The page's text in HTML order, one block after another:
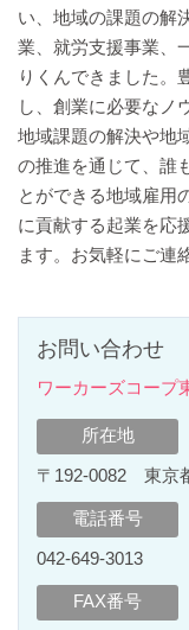
い、地域の課題の解
業、就労支援事業、
りくんできました。
し、創業に必要なノ
地域課題の解決や地
の推進を通じて、誰
とができる地域雇用
に貢献する起業を応
ます。お気軽にご連
お問い合わせ
ワーカーズコープ
所在地
〒192-0082 東京
電話番号
042‐649‐3013
FAX番号